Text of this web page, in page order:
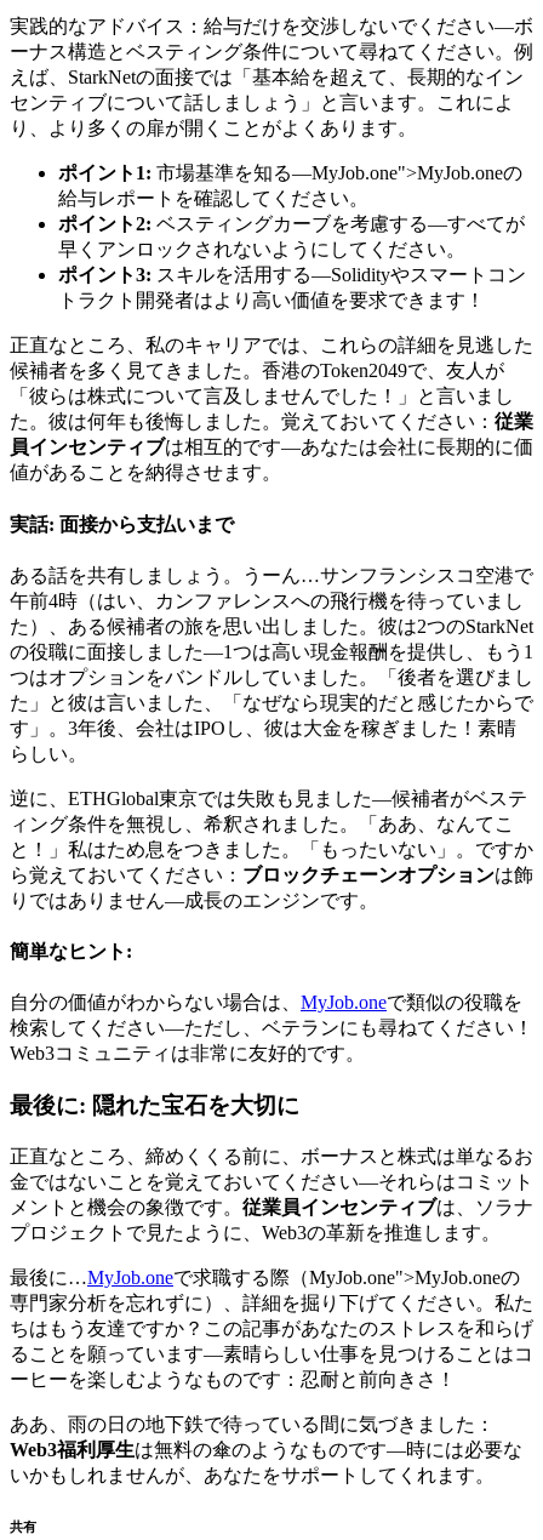
実践的なアドバイス：給与だけを交渉しないでください—ボ
ーナス構造とベスティング条件について尋ねてください。例
えば、StarkNetの面接では「基本給を超えて、長期的なイン
センティブについて話しましょう」と言います。これによ
り、より多くの扉が開くことがよくあります。
ポイント1: 市場基準を知る—MyJob.one">MyJob.oneの
給与レポートを確認してください。
ポイント2: ベスティングカーブを考慮する—すべてが
早くアンロックされないようにしてください。
ポイント3: スキルを活用する—Solidityやスマートコン
トラクト開発者はより高い価値を要求できます！
正直なところ、私のキャリアでは、これらの詳細を見逃した
候補者を多く見てきました。香港のToken2049で、友人が
「彼らは株式について言及しませんでした！」と言いまし
た。彼は何年も後悔しました。覚えておいてください： 従業
員インセンティブは相互的です—あなたは会社に長期的に価
値があることを納得させます。
実話: 面接から支払いまで
ある話を共有しましょう。うーん…サンフランシスコ空港で
午前4時（はい、カンファレンスへの飛行機を待っていまし
た）、ある候補者の旅を思い出しました。彼は2つのStarkNet
の役職に面接しました—1つは高い現金報酬を提供し、もう1
つはオプションをバンドルしていました。「後者を選びまし
た」と彼は言いました、「なぜなら現実的だと感じたからで
す」。3年後、会社はIPOし、彼は大金を稼ぎました！素晴
らしい。
逆に、ETHGlobal東京では失敗も見ました—候補者がベステ
ィング条件を無視し、希釈されました。「ああ、なんてこ
と！」私はため息をつきました。「もったいない」。ですか
ら覚えておいてください： ブロックチェーンオプションは飾
りではありません—成長のエンジンです。
簡単なヒント:
自分の価値がわからない場合は、 MyJob.oneで類似の役職を
検索してください—ただし、ベテランにも尋ねてください！
Web3コミュニティは非常に友好的です。
最後に: 隠れた宝石を大切に
正直なところ、締めくくる前に、ボーナスと株式は単なるお
金ではないことを覚えておいてください—それらはコミット
メントと機会の象徴です。 従業員インセンティブは、ソラナ
プロジェクトで見たように、Web3の革新を推進します。
最後に…MyJob.oneで求職する際（MyJob.one">MyJob.oneの
専門家分析を忘れずに）、詳細を掘り下げてください。私た
ちはもう友達ですか？この記事があなたのストレスを和らげ
ることを願っています—素晴らしい仕事を見つけることはコ
ーヒーを楽しむようなものです：忍耐と前向きさ！
ああ、雨の日の地下鉄で待っている間に気づきました：
Web3福利厚生は無料の傘のようなものです—時には必要な
いかもしれませんが、あなたをサポートしてくれます。
共有